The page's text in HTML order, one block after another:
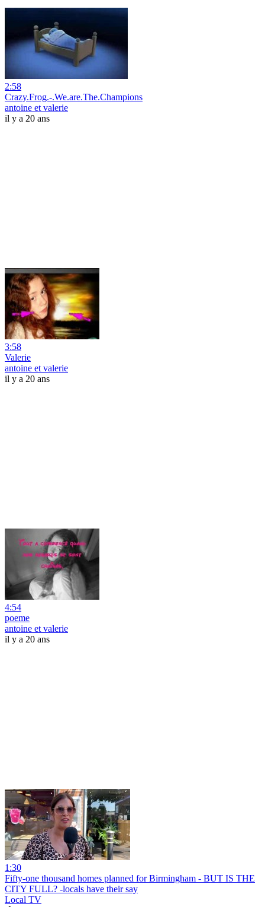
2:58
Crazy.Frog.-.We.are.The.Champions
antoine et valerie
il y a 20 ans
3:58
Valerie
antoine et valerie
il y a 20 ans
4:54
poeme
antoine et valerie
il y a 20 ans
1:30
Fifty-one thousand homes planned for Birmingham - BUT IS THE
CITY FULL? -locals have their say
Local TV